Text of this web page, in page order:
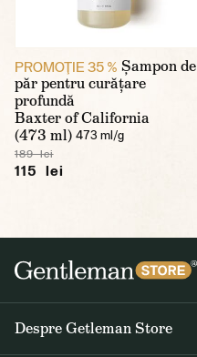
PROMOŢIE 35 % Șampon de
păr pentru curățare
profundă
Baxter of California
(473 ml) 473 ml/g
189 lei
115 lei
Despre Getleman Store